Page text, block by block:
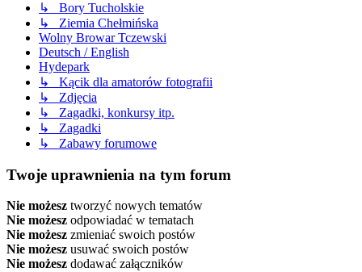
↳ Bory Tucholskie
↳ Ziemia Chełmińska
Wolny Browar Tczewski
Deutsch / English
Hydepark
↳ Kącik dla amatorów fotografii
↳ Zdjęcia
↳ Zagadki, konkursy itp.
↳ Zagadki
↳ Zabawy forumowe
Twoje uprawnienia na tym forum
Nie możesz tworzyć nowych tematów
Nie możesz odpowiadać w tematach
Nie możesz zmieniać swoich postów
Nie możesz usuwać swoich postów
Nie możesz dodawać załączników